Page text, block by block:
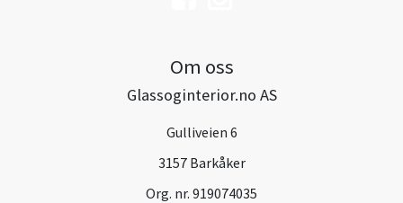
Om oss
Glassoginterior.no AS
Gulliveien 6
3157 Barkåker
Org. nr. 919074035